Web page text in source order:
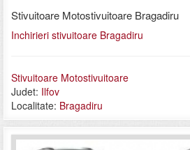
Stivuitoare Motostivuitoare Bragadiru
Inchirieri stivuitoare Bragadiru
Stivuitoare Motostivuitoare
Judet: Ilfov
Localitate: Bragadiru